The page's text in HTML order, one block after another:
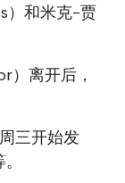
）和米克-贾
）离开后，
三开始发